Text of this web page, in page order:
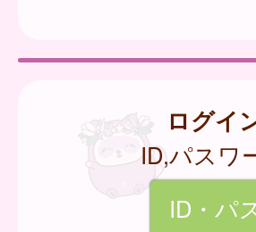
ログイ
ID,パスワ
ID・パ